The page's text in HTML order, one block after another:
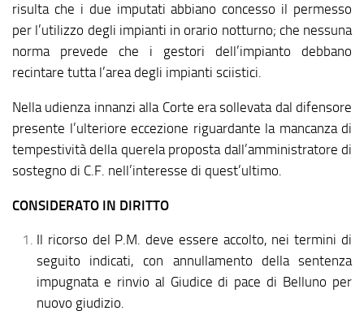
risulta che i due imputati abbiano concesso il permesso
per l’utilizzo degli impianti in orario notturno; che nessuna
norma prevede che i gestori dell’impianto debbano
recintare tutta l’area degli impianti sciistici.
Nella udienza innanzi alla Corte era sollevata dal difensore
presente l’ulteriore eccezione riguardante la mancanza di
tempestività della querela proposta dall’amministratore di
sostegno di C.F. nell’interesse di quest’ultimo.
CONSIDERATO IN DIRITTO
Il ricorso del P.M. deve essere accolto, nei termini di
seguito indicati, con annullamento della sentenza
impugnata e rinvio al Giudice di pace di Belluno per
nuovo giudizio.